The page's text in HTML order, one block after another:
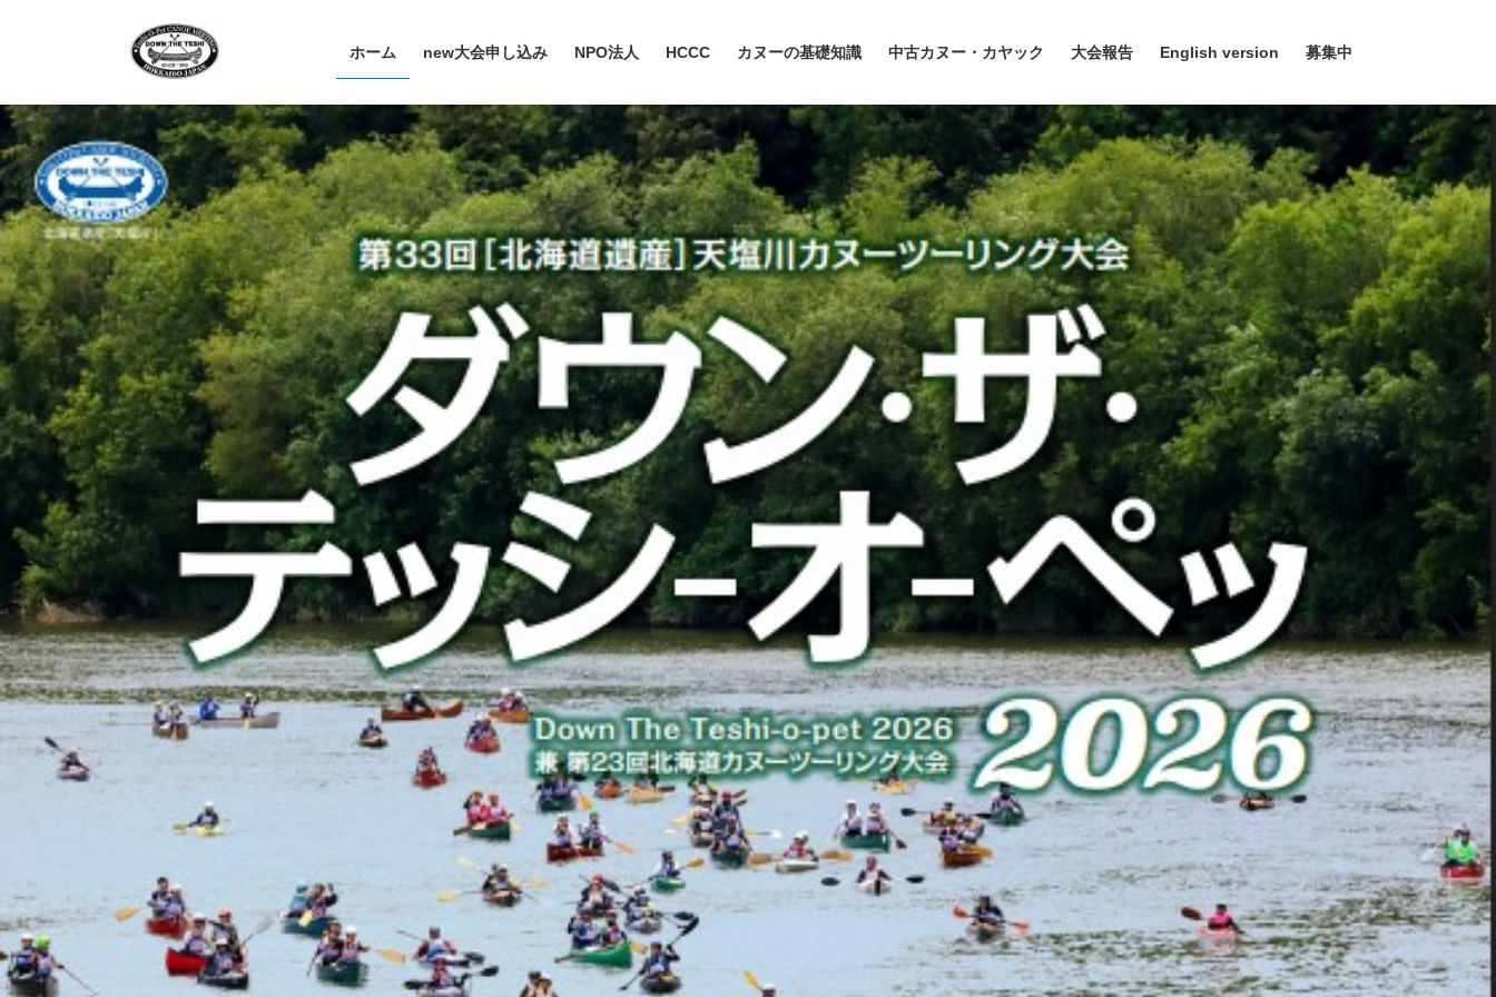
ツ
へ
ス
キ
ッ
プ
シ
ョ
ン
に
移
動
ホーム new大会申し込み NPO法人 HCCC カヌーの基礎知識 中古カヌー・カヤック 大会報告 English version 募集中